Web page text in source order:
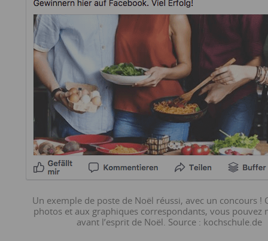
Un exemple de poste de Noël réussi, avec un concours !
photos et aux graphiques correspondants, vous pouvez
avant l’esprit de Noël. Source : kochschule.de